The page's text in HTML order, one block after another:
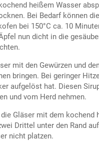
heißem Wasser
Bei Bedarf können
bei 150°C ca. 10
nun dicht in die
mit den Gewürzen und
bringen. Bei geringer
aufgelöst hat. Diesen
und vom Herd nehmen.
die Gläser mit dem kochend
Drittel unter den Rand
nicht platzen.